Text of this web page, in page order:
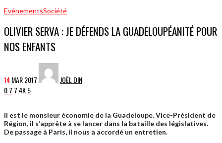
EvénementsSociété
OLIVIER SERVA : JE DÉFENDS LA GUADELOUPÉANITÉ POUR
NOS ENFANTS
14MAR2017
JOËL DIN
07 7.4K5
Il est le monsieur économie de la Guadeloupe. Vice-Président de
Région, il s’apprête à se lancer dans la bataille des législatives.
De passage à Paris, il nous a accordé un entretien.